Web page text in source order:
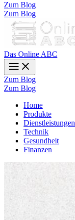
Zum Blog
Zum Blog
Das Online ABC
Zum Blog
Zum Blog
Home
Produkte
Dienstleistungen
Technik
Gesundheit
Finanzen